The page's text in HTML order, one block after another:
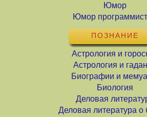
Юмор
Юмор
ПОЗНАНИЕ
Астрология и
Астрология и
Биографии и
Биология
Деловая
Деловая литература о